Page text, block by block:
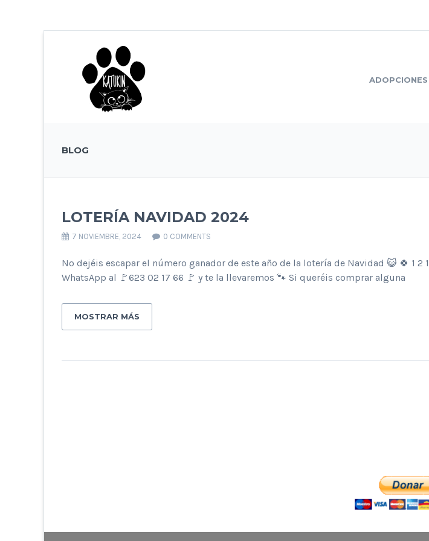
ADOPCIONES
BLOG
LOTERÍA NAVIDAD 2024
7 NOVIEMBRE, 2024 0 COMMENTS
No dejéis escapar el número ganador de este año de la lotería de Navidad 😺 🍀 1
WhatsApp al 🚩623 02 17 66 🚩 y te la llevaremos 🐾 Si queréis comprar alguna
MOSTRAR MÁS